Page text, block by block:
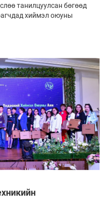
танилцуулсан бөгөөд
хиймэл оюуны